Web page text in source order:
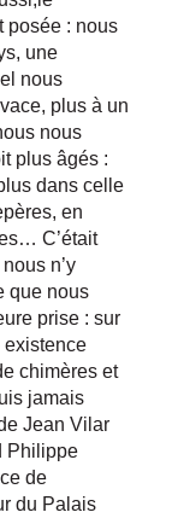
posée : nous
une
nous
plus à un
nous
plus âgés :
dans celle
en
C’était
n’y
que nous
prise : sur
existence
chimères et
jamais
Jean Vilar
Philippe
de
du Palais